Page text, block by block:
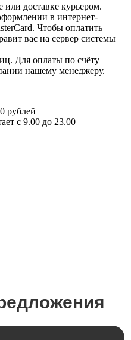
доставке курьером.
в интернет-
Чтобы оплатить
вас на сервер системы
Для оплаты по счёту
нашему менеджеру.
рублей
с 9.00 до 23.00